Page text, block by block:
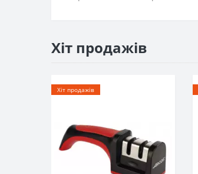
Хіт продажів
Хіт продажів